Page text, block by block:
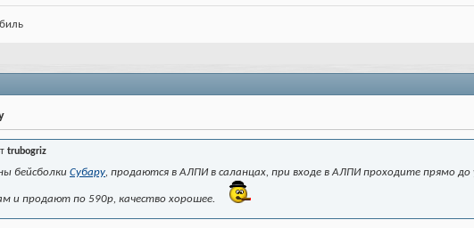
trubogriz
бейсболки Субару, продаются в АЛПИ в саланцах, при входе в АЛПИ проходите прямо
и продают по 590р, качество хорошее.